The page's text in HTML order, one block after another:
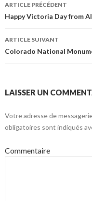
Navigation
des
articles
ARTICLE PRÉCÉDENT
Happy Victoria Day from
ARTICLE SUIVANT
Colorado National
LAISSER UN
Votre adresse de
obligatoires sont indiqués
Commentaire